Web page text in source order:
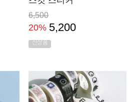
6,500
20% 5,200
신상품